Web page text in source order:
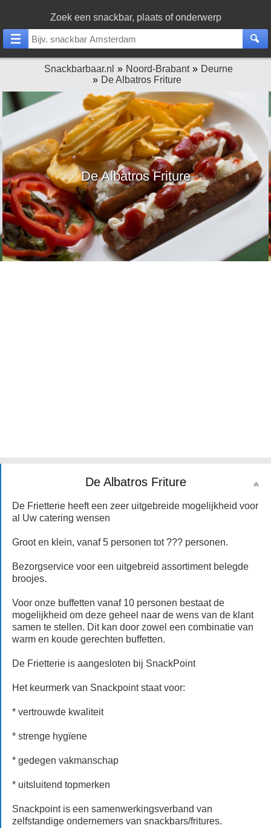
Zoek een snackbar, plaats of onderwerp
Snackbarbaar.nl Noord-Brabant
Deurne
De Albatros Friture
De Albatros Friture
De Albatros Friture
De Frietterie heeft een zeer uitgebreide mogelijkheid voor
al Uw catering wensen
Groot en klein, vanaf 5 personen tot ??? personen.
Bezorgservice voor een uitgebreid assortiment belegde
broojes.
Voor onze buffetten vanaf 10 personen bestaat de
mogelijkheid om deze geheel naar de wens van de klant
samen te stellen. Dit kan door zowel een combinatie van
warm en koude gerechten buffetten.
De Frietterie is aangesloten bij SnackPoint
Het keurmerk van Snackpoint staat voor:
* vertrouwde kwaliteit
* strenge hygïene
* gedegen vakmanschap
* uitsluitend topmerken
Snackpoint is een samenwerkingsverband van
zelfstandige ondernemers van snackbars/fritures.